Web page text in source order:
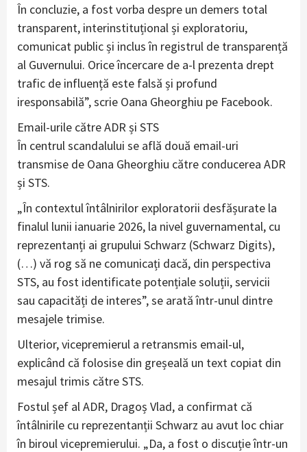
În concluzie, a fost vorba despre un demers total
transparent, interinstituțional și exploratoriu,
comunicat public și inclus în registrul de transparență
al Guvernului. Orice încercare de a-l prezenta drept
trafic de influență este falsă și profund
iresponsabilă”, scrie Oana Gheorghiu pe Facebook.
Email-urile către ADR și STS
În centrul scandalului se află două email-uri
transmise de Oana Gheorghiu către conducerea ADR
și STS.
„În contextul întâlnirilor exploratorii desfășurate la
finalul lunii ianuarie 2026, la nivel guvernamental, cu
reprezentanți ai grupului Schwarz (Schwarz Digits),
(…) vă rog să ne comunicați dacă, din perspectiva
STS, au fost identificate potențiale soluții, servicii
sau capacități de interes”, se arată într-unul dintre
mesajele trimise.
Ulterior, vicepremierul a retransmis email-ul,
explicând că folosise din greșeală un text copiat din
mesajul trimis către STS.
Fostul șef al ADR, Dragoș Vlad, a confirmat că
întâlnirile cu reprezentanții Schwarz au avut loc chiar
în biroul vicepremierului. „Da, a fost o discuție într-un